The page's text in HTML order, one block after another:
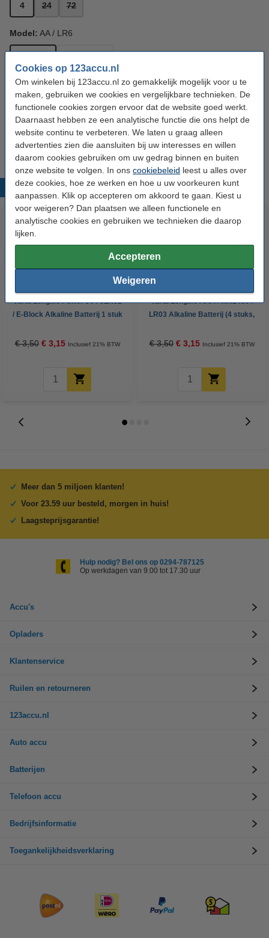
Cookies op 123accu.nl
Om winkelen bij 123accu.nl zo gemakkelijk mogelijk voor u te
maken, gebruiken we cookies en vergelijkbare technieken. De
functionele cookies zorgen ervoor dat de website goed werkt.
Daarnaast hebben ze een analytische functie die ons helpt de
website continu te verbeteren. We laten u graag alleen
advertenties zien die aansluiten bij uw interesses en willen
daarom cookies gebruiken om uw gedrag binnen en buiten
onze website te volgen. In ons cookiebeleid leest u alles over
deze cookies, hoe ze werken en hoe u uw voorkeuren kunt
aanpassen. Klik op accepteren om akkoord te gaan. Kiest u
voor weigeren? Dan plaatsen we alleen functionele en
analytische cookies en gebruiken we technieken die daarop
lijken.
Accepteren
Weigeren
4 24 72
Model: AA / LR6
Bekijk de specificaties en beschrijving
Direct leverbaar
Nu bestellen is maandag in huis
€ 3,95
10% korting:
€ 3,56 Bestellen
Populaire producten
Varta Longlife Power 9V / 6LR61
/ E-Block Alkaline Batterij 1 stuk
€ 3,50 € 3,15 Inclusief 21% BTW
Varta Longlife AAA / MN2400 /
LR03 Alkaline Batterij (4 stuks,
€ 3,50 € 3,15 Inclusief 21% BTW
Meer dan 5 miljoen klanten!
Voor 23.59 uur besteld, morgen in huis!
Laagsteprijsgarantie!
Hulp nodig? Bel ons op 0294-787125
Op werkdagen van 9.00 tot 17.30 uur
Accu's
Opladers
Klantenservice
Ruilen en retourneren
123accu.nl
Auto accu
Batterijen
Telefoon accu
Bedrijfsinformatie
Toegankelijkheidsverklaring